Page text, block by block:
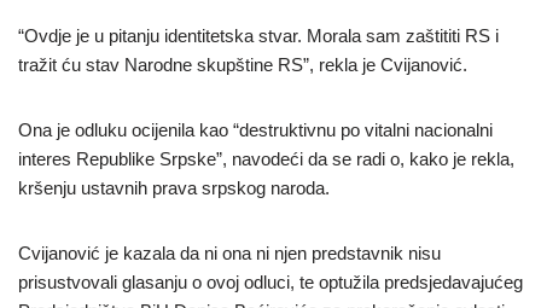
“Ovdje je u pitanju identitetska stvar. Morala sam zaštititi RS i
tražit ću stav Narodne skupštine RS”, rekla je Cvijanović.
Ona je odluku ocijenila kao “destruktivnu po vitalni nacionalni
interes Republike Srpske”, navodeći da se radi o, kako je rekla,
kršenju ustavnih prava srpskog naroda.
Cvijanović je kazala da ni ona ni njen predstavnik nisu
prisustvovali glasanju o ovoj odluci, te optužila predsjedavajućeg